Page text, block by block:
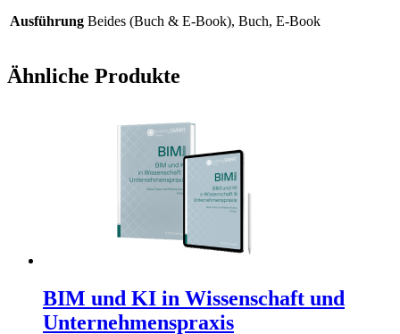
Ausführung Beides (Buch & E-Book), Buch, E-Book
Ähnliche Produkte
BIM und KI in Wissenschaft und
Unternehmenspraxis